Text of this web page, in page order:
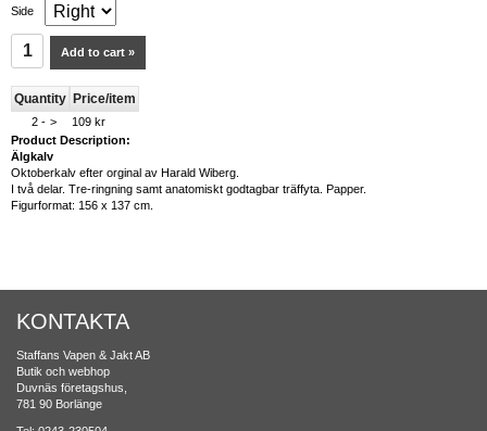
Side
Add to cart »
Quantity Price/item
2 - >
109 kr
Product Description:
Älgkalv
Oktoberkalv efter orginal av Harald Wiberg.
I två delar. Tre-ringning samt anatomiskt godtagbar träffyta. Papper.
Figurformat: 156 x 137 cm.
KONTAKTA
Staffans Vapen & Jakt AB
Butik och webhop
Duvnäs företagshus,
781 90 Borlänge